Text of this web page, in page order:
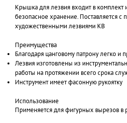
Крышка для лезвия входит в комплект
безопасное хранение. Поставляется
художественными лезвиями KB
Преимущества
Благодаря цанговому патрону легко и
Лезвия изготовлены из
работы на протяжении всего срока
Инструмент имеет фасонную рукоятку
Использование
Применяется для фигурных вырезов в